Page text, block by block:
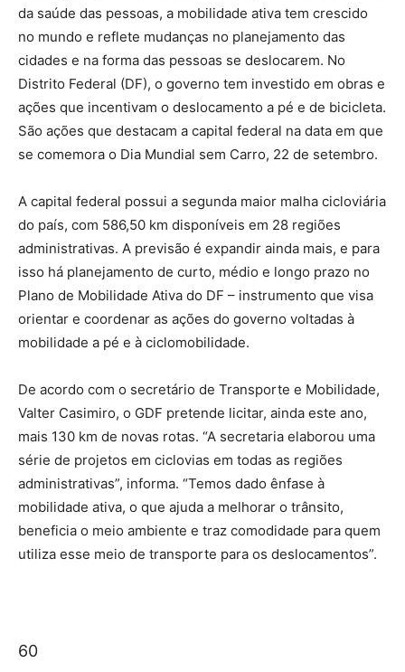
da saúde das pessoas, a mobilidade ativa tem crescido
no mundo e reflete mudanças no planejamento das
cidades e na forma das pessoas se deslocarem. No
Distrito Federal (DF), o governo tem investido em obras e
ações que incentivam o deslocamento a pé e de bicicleta.
São ações que destacam a capital federal na data em que
se comemora o Dia Mundial sem Carro, 22 de setembro.
A capital federal possui a segunda maior malha cicloviária
do país, com 586,50 km disponíveis em 28 regiões
administrativas. A previsão é expandir ainda mais, e para
isso há planejamento de curto, médio e longo prazo no
Plano de Mobilidade Ativa do DF – instrumento que visa
orientar e coordenar as ações do governo voltadas à
mobilidade a pé e à ciclomobilidade.
De acordo com o secretário de Transporte e Mobilidade,
Valter Casimiro, o GDF pretende licitar, ainda este ano,
mais 130 km de novas rotas. “A secretaria elaborou uma
série de projetos em ciclovias em todas as regiões
administrativas”, informa. “Temos dado ênfase à
mobilidade ativa, o que ajuda a melhorar o trânsito,
beneficia o meio ambiente e traz comodidade para quem
utiliza esse meio de transporte para os deslocamentos”.
60